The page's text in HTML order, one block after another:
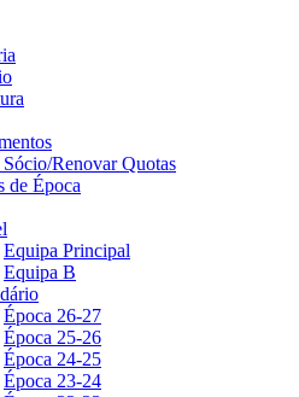
Renovar Quotas
de Época
Equipa Principal
Equipa B
Época 26-27
Época 25-26
Época 24-25
Época 23-24